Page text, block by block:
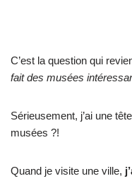
C’est la question qui
fait des musées
Sérieusement, j’ai une
musées ?!
Quand je visite une ville,